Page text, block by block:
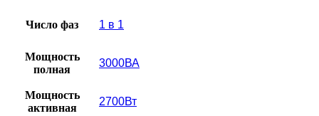
Число фаз 1 в 1
Мощность
полная
3000ВА
Мощность
активная
2700Вт